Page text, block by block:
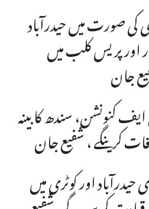
کی صورت میں حیدرآباد
اور پریس کلب میں
جان
کنونشن، سندھ کابینہ
کرینگے ، شفیع جان
اور کوٹری میں